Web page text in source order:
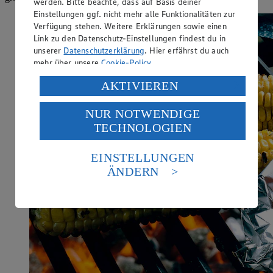
Einstellungen ggf. nicht mehr alle Funktionalitäten zur
Verfügung stehen. Weitere Erklärungen sowie einen
Link zu den Datenschutz-Einstellungen findest du in
unserer Datenschutzerklärung. Hier erfährst du auch
mehr über unsereCookie-Policy.
Verarbeitung deiner personenbezogenen Daten in den
USA durch Facebook und YouTube:
Wenn du auf „Aktivieren“ klickst, willigst du im Sinne
des Art. 49 Abs. 1 Satz 1 lit. a) DSGVO ein, dass deine
Daten in den USA verarbeitet werden. Der EuGH sieht
die USA als Land mit einem nach europäischen
Standards nicht angemessenen Datenschutzniveau an.
Es besteht das Risiko eines Zugriffs durch US-
Informationen zum Herausgeber der Seite findest du
imImpressum
AKTIVIEREN
NUR NOTWENDIGE
TECHNOLOGIEN
EINSTELLUNGEN
ÄNDERN